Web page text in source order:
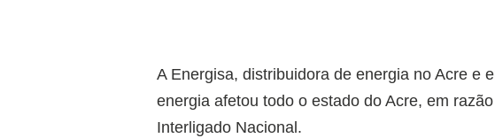
A Energisa, distribuidora de energia no Acre e
energia afetou todo o estado do Acre, em
Interligado Nacional.